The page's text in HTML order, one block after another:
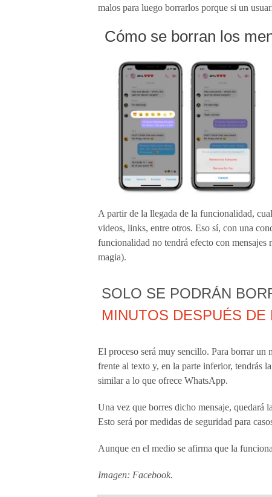
malos para luego borrarlos porque si un
Cómo se borran los
A partir de la llegada de la funcionalidad,
videos, links, entre otros. Eso sí, con una
funcionalidad no tendrá efecto con mensajes
magia).
SOLO SE PODRÁN
MINUTOS DESPUÉS DE
El proceso será muy sencillo. Para borrar un
frente al texto y, en la parte inferior, tendrás
similar a lo que ofrece WhatsApp.
Una vez que borres dicho mensaje, quedará
Esto será por medidas de seguridad para
Aunque en el medio se afirma que la
Imagen: Facebook.